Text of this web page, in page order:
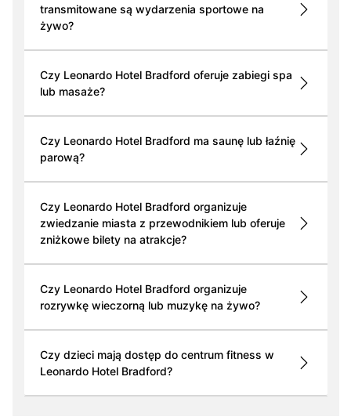
transmitowane są wydarzenia sportowe na
żywo?
Czy Leonardo Hotel Bradford oferuje zabiegi spa
lub masaże?
Czy Leonardo Hotel Bradford ma saunę lub łaźnię
parową?
Czy Leonardo Hotel Bradford organizuje
zwiedzanie miasta z przewodnikiem lub oferuje
zniżkowe bilety na atrakcje?
Czy Leonardo Hotel Bradford organizuje
rozrywkę wieczorną lub muzykę na żywo?
Czy dzieci mają dostęp do centrum fitness w
Leonardo Hotel Bradford?